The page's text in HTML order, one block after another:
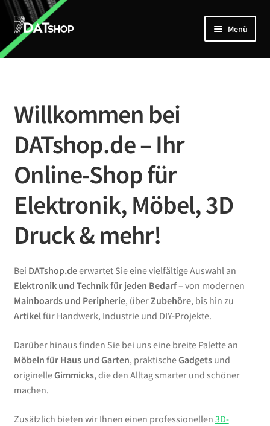
Zur
Navigation
springen
Zum
Inhalt
springen
Menü
Home
Mein Account
Kontakt
Willkommen bei
DATshop.de – Ihr
Online-Shop für
Elektronik, Möbel, 3D
Druck & mehr!
Bei DATshop.deerwartet Sie eine vielfältige Auswahl an
Elektronik und Technik für jeden Bedarf– von modernen
Mainboards und Peripherie, überZubehöre, bis hin zu
Artikelfür Handwerk, Industrie und DIY-Projekte.
Darüber hinaus finden Sie bei uns eine breite Palette an
Möbeln für Haus und Garten, praktischeGadgetsund
originelleGimmicks, die den Alltag smarter und schöner
machen.
Zusätzlich bieten wir Ihnen einen professionellen 3D-